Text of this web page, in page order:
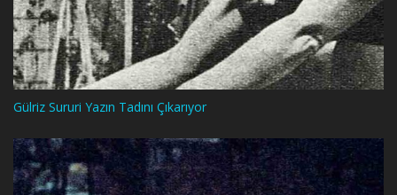
Gülriz Sururi Yazın Tadını Çıkarıyor